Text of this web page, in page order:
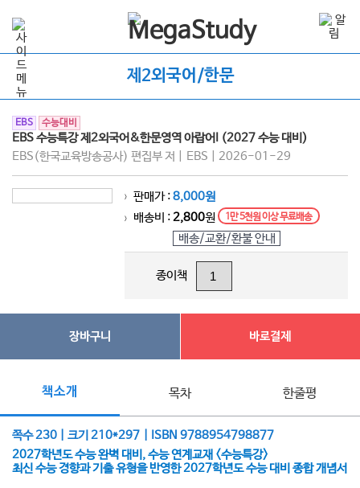
제2외국어/한문
EBS 수능대비
EBS 수능특강 제2외국어&한문영역 아랍어I (2027 수능 대비)
EBS(한국교육방송공사) 편집부 저 | EBS | 2026-01-29
> 판매가 :8,000원
> 배송비 :2,800원 1만 5천원 이상 무료배송
배송/교환/환불 안내
종이책
장바구니 바로결제
책소개 목차 한줄평
쪽수 230 | 크기 210*297 | ISBN 9788954798877
2027학년도 수능 완벽 대비, 수능 연계교재 <수능특강>
최신 수능 경향과 기출 유형을 반영한 2027학년도 수능 대비 종합 개념서